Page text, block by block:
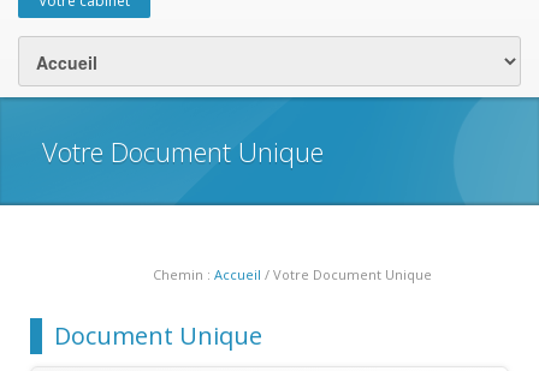
Menu secondaire
Votre Document Unique
Chemin :
Chemin
Accueil / Votre Document Unique
Document Unique